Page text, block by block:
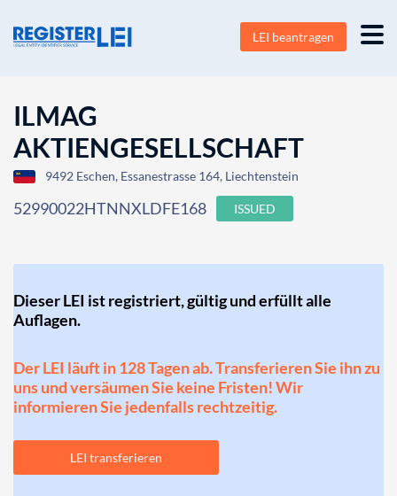
LEI beantragen
ILMAG
AKTIENGESELLSCHAFT
9492 Eschen, Essanestrasse 164, Liechtenstein
52990022HTNNXLDFE168 ISSUED
Dieser LEI ist registriert, gültig und erfüllt alle
Auflagen.
Der LEI läuft in 128 Tagen ab. Transferieren Sie ihn zu
uns und versäumen Sie keine Fristen! Wir
informieren Sie jedenfalls rechtzeitig.
LEI transferieren